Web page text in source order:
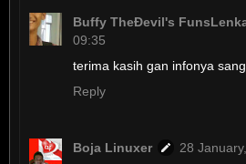
Buffy TheÐevil's
09:35
terima kasih gan infonya
Reply
Boja Linuxer
28